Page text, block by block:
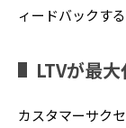
ィードバックす
LTVが最
カスタマーサク